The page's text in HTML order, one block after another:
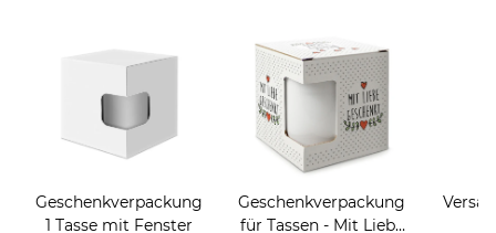
Geschenkverpackung
1 Tasse mit Fenster
Geschenkverpackung
für Tassen - Mit Liebe